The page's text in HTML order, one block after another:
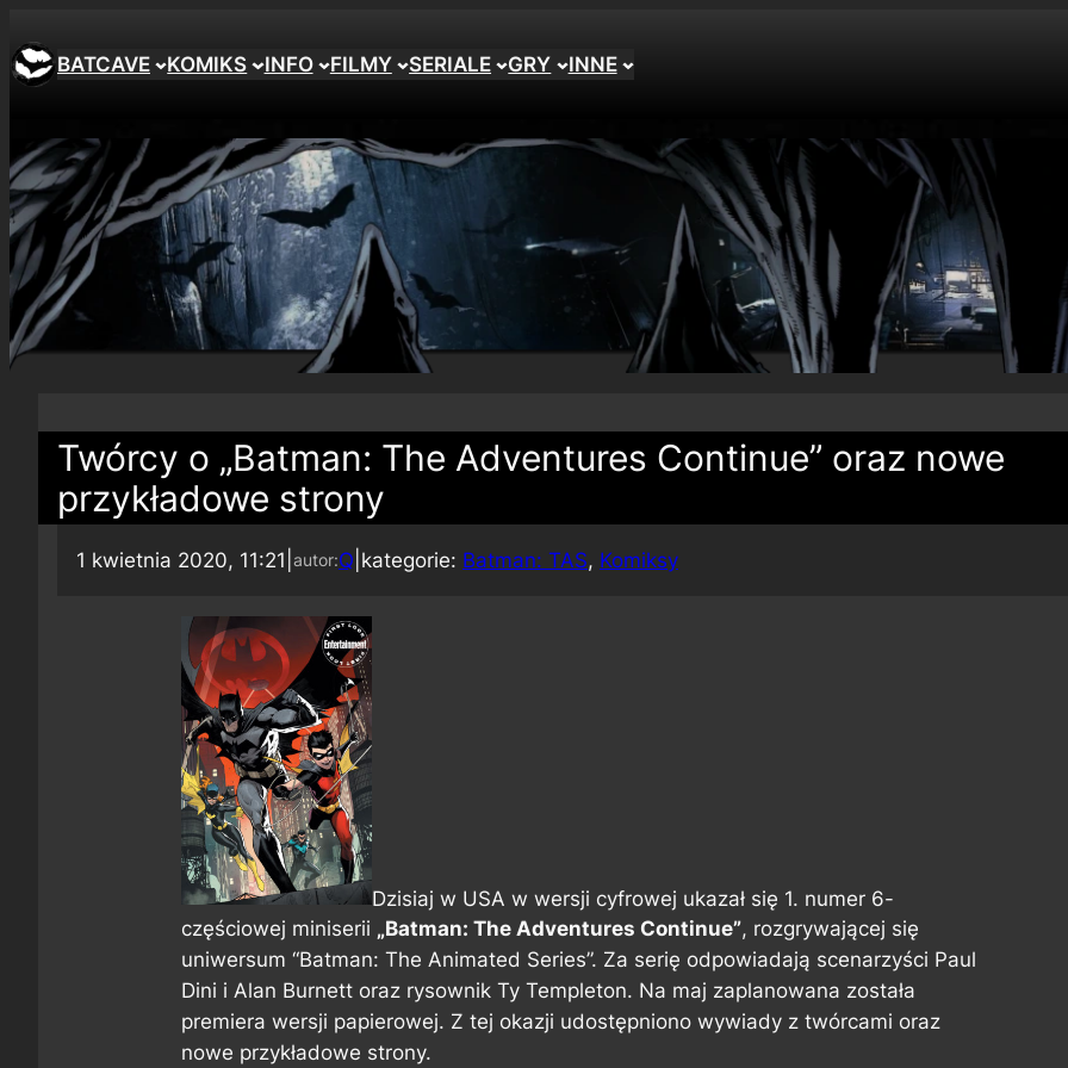
BATCAVE KOMIKS INFO FILMY SERIALE GRY INNE
Twórcy o „Batman: The Adventures Continue” oraz nowe
przykładowe strony
1 kwietnia 2020, 11:21 autor:Q kategorie: Batman: TAS, Komiksy
Dzisiaj w USA w wersji cyfrowej ukazał się 1. numer 6-
częściowej miniserii „Batman: The Adventures Continue”, rozgrywającej się
uniwersum “Batman: The Animated Series”. Za serię odpowiadają scenarzyści Paul
Dini i Alan Burnett oraz rysownik Ty Templeton. Na maj zaplanowana została
premiera wersji papierowej. Z tej okazji udostępniono wywiady z twórcami oraz
nowe przykładowe strony.